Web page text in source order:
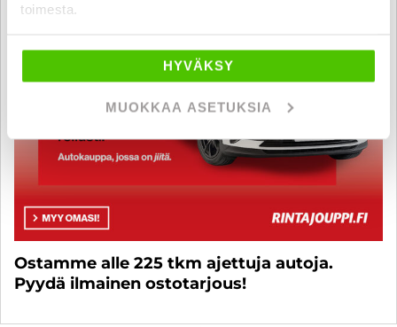
toimesta.
HYVÄKSY
MUOKKAA ASETUKSIA
Ostamme alle 225 tkm ajettuja autoja.
Pyydä ilmainen ostotarjous!